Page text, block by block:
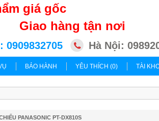
giá gốc
Giao hàng tận nơi
0909832705 Hà Nội:
BẢO HÀNH YÊU THÍCH (0) TÀI
PANASONIC PT-DX810S